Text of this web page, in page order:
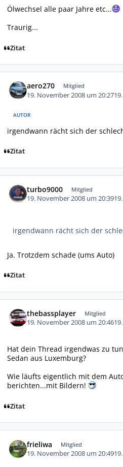
Ölwechsel alle paar Jahre etc...
Traurig...
Zitat
aero270 Mitglied
19. November 2008 um 20:27
AUTOR
irgendwann rächt sich der
Zitat
turbo9000 Mitglied
19. November 2008 um 20:39
irgendwann rächt sich der
Ja. Trotzdem schade (ums Auto)
Zitat
thebassplayer Mitglied
19. November 2008 um 20:46
Hat dein Thread irgendwas zu
Sedan aus Luxemburg?
Wie läufts eigentlich mit dem
berichten...mit Bildern!
Zitat
frieliwa Mitglied
19. November 2008 um 20:49